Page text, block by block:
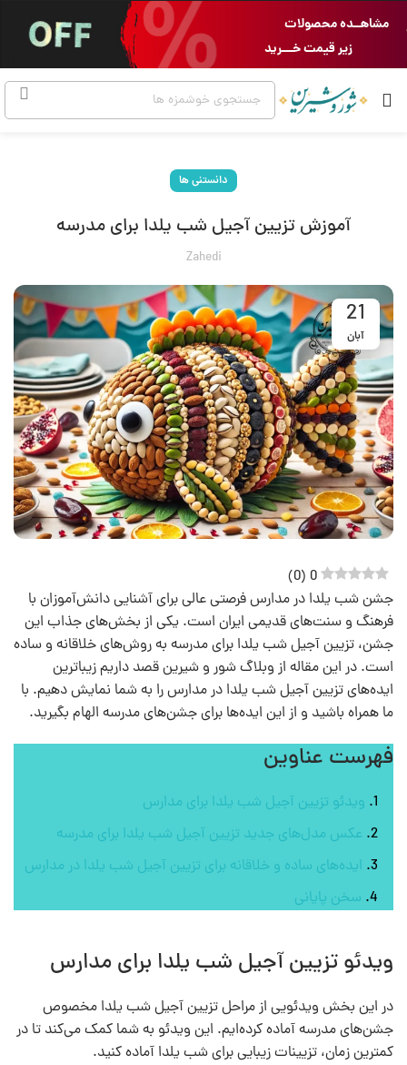
مشاهــده محصولات
زیر قیمت خـــرید
دانستنی ها
آموزش تزیین آجیل شب یلدا برای مدرسه
Zahedi
21
آبان
0
(
0
)
جشن شب یلدا در مدارس فرصتی عالی برای آشنایی دانش‌آموزان با
فرهنگ و سنت‌های قدیمی ایران است. یکی از بخش‌های جذاب این
جشن، تزیین آجیل شب یلدا برای مدرسه به روش‌های خلاقانه و ساده
است. در این مقاله از وبلاگ شور و شیرین قصد داریم زیباترین
ایده‌های تزیین آجیل شب یلدا در مدارس را به شما نمایش دهیم. با
ما همراه باشید و از این ایده‌ها برای جشن‌های مدرسه الهام بگیرید.
فهرست عناوین
ویدئو تزیین آجیل شب یلدا برای مدارس
عکس مدل‌های جدید تزیین آجیل شب یلدا برای مدرسه
ایده‌های ساده و خلاقانه برای تزیین آجیل شب یلدا در مدارس
سخن پایانی
ویدئو تزیین آجیل شب یلدا برای مدارس
در این بخش ویدئویی از مراحل تزیین آجیل شب یلدا مخصوص
جشن‌های مدرسه آماده کرده‌ایم. این ویدئو به شما کمک می‌کند تا در
کمترین زمان، تزیینات زیبایی برای شب یلدا آماده کنید.